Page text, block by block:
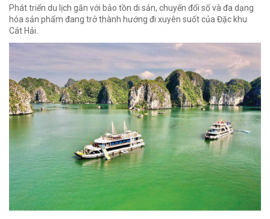
Phát triển du lịch gắn với bảo tồn di sản, chuyển đổi số và đa dạng
hóa sản phẩm đang trở thành hướng đi xuyên suốt của Đặc khu
Cát Hải.